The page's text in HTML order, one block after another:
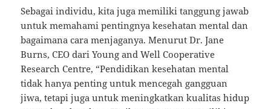
Sebagai individu, kita juga memiliki tanggung jawab
untuk memahami pentingnya kesehatan mental dan
bagaimana cara menjaganya. Menurut Dr. Jane
Burns, CEO dari Young and Well Cooperative
Research Centre, “Pendidikan kesehatan mental
tidak hanya penting untuk mencegah gangguan
jiwa, tetapi juga untuk meningkatkan kualitas hidup